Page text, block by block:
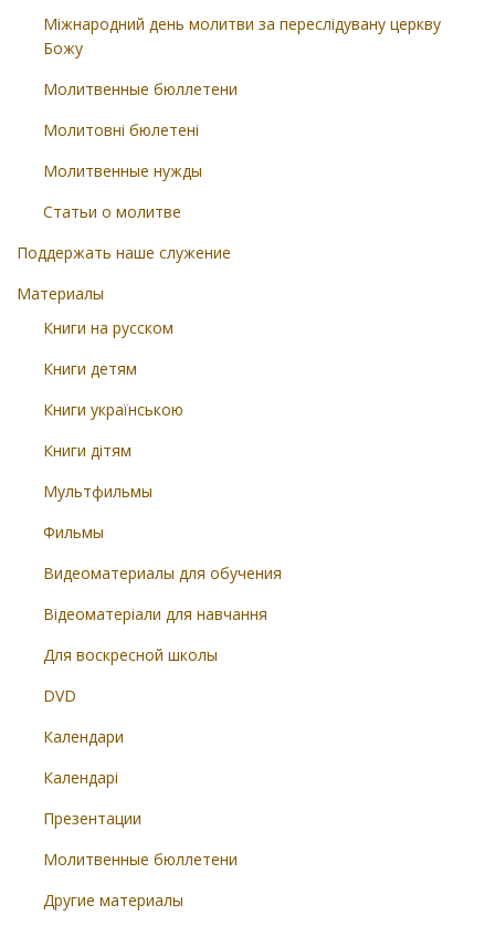
Міжнародний день молитви за переслідувану церкву
Божу
Молитвенные бюллетени
Молитовні бюлетені
Молитвенные нужды
Статьи о молитве
Поддержать наше служение
Материалы
Книги на русском
Книги детям
Книги українською
Книги дітям
Мультфильмы
Фильмы
Видеоматериалы для обучения
Відеоматеріали для навчання
Для воскресной школы
DVD
Календари
Календарі
Презентации
Молитвенные бюллетени
Другие материалы